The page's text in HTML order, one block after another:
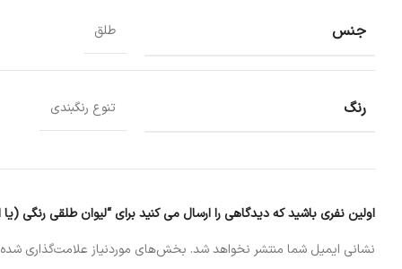
جنس طلق
رنگ تنوع رنگبندی
اولین نفری باشید که دیدگاهی را ارسال می کنید برای “لیوان طلقی رنگی (یا
نشانی ایمیل شما منتشر نخواهد شد. بخش‌های موردنیاز علامت‌گذاری